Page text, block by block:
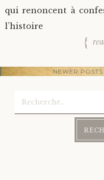
qui renoncent à
Post
navigation
NEWER POSTS